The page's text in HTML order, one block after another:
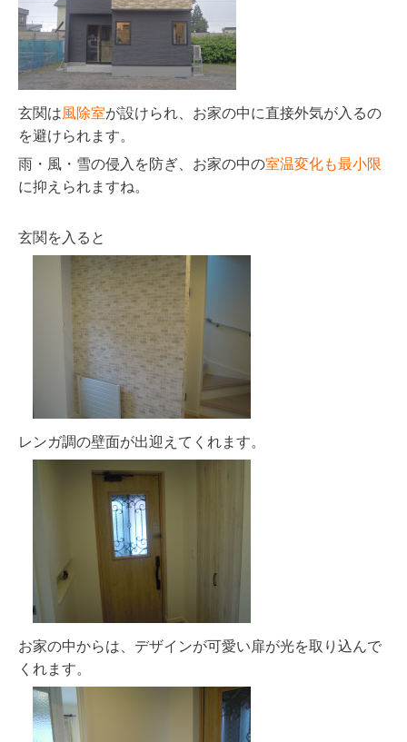
玄関は風除室が設けられ、お家の中に直接外気が入るの
を避けられます。
雨・風・雪の侵入を防ぎ、お家の中の室温変化も最小限
に抑えられますね。
玄関を入ると
レンガ調の壁面が出迎えてくれます。
お家の中からは、デザインが可愛い扉が光を取り込んで
くれます。